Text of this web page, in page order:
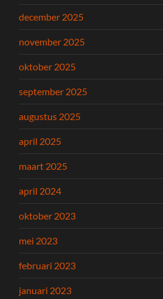
december 2025
november 2025
oktober 2025
september 2025
augustus 2025
april 2025
maart 2025
april 2024
oktober 2023
mei 2023
februari 2023
januari 2023